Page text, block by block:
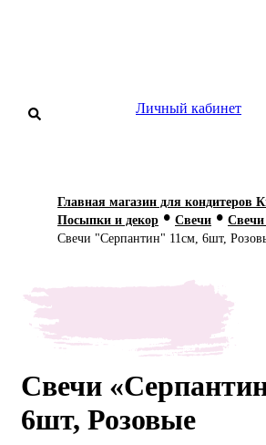
Личный кабинет
О нас
Мастер-
Главная магазин для кондитеров
Посыпки и декор • Свечи • Свечи
Свечи "Серпантин" 11см, 6шт,
Свечи
6шт, Розовые